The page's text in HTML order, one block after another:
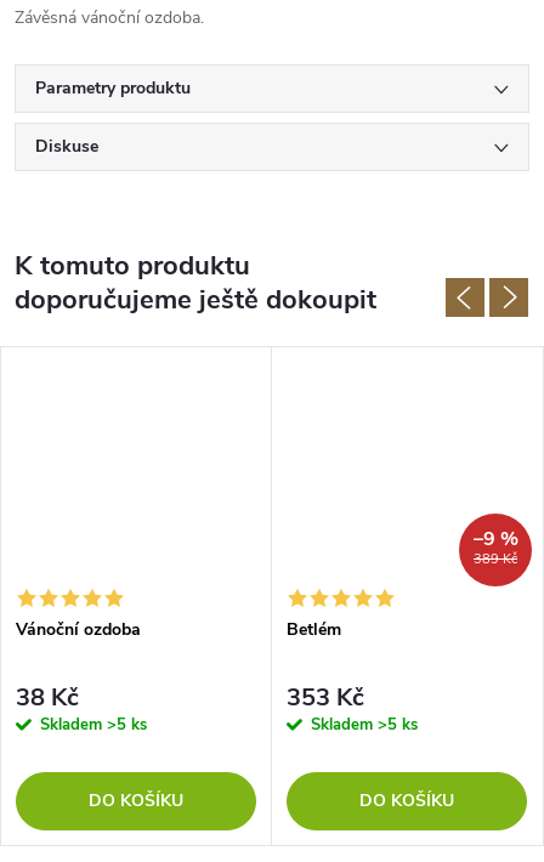
Závěsná vánoční ozdoba.
Parametry produktu
Diskuse
K tomuto produktu
doporučujeme ještě dokoupit
Vánoční ozdoba
38 Kč
Skladem >5 ks
DO KOŠÍKU
389 Kč
–9 %
Betlém
353 Kč
Skladem >5 ks
DO KOŠÍKU